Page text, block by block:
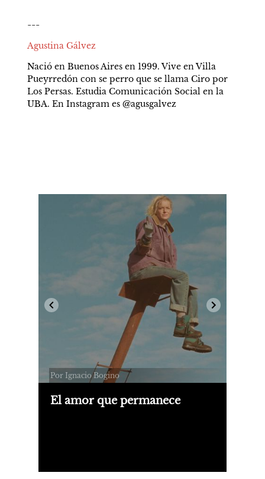
---
Agustina Gálvez
Nació en Buenos Aires en 1999. Vive en Villa
Pueyrredón con se perro que se llama Ciro por
Los Persas. Estudia Comunicación Social en la
UBA. En Instagram es @agusgalvez
Por Ignacio Bogino
El amor que permanece